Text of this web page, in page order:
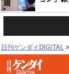
日刊ゲンダイDIGITAL